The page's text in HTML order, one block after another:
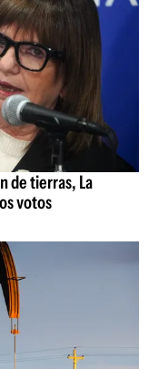
de tierras, La
votos